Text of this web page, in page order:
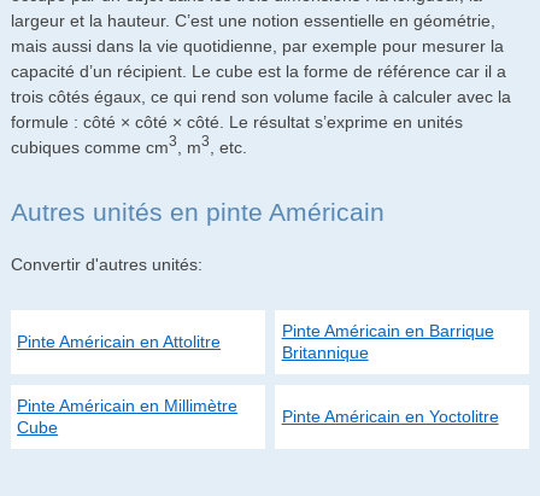
largeur et la hauteur. C’est une notion essentielle en géométrie,
mais aussi dans la vie quotidienne, par exemple pour mesurer la
capacité d’un récipient. Le cube est la forme de référence car il a
trois côtés égaux, ce qui rend son volume facile à calculer avec la
formule : côté × côté × côté. Le résultat s’exprime en unités
cubiques comme cm3 , m3 , etc.
Autres unités en pinte Américain
Convertir d'autres unités:
Pinte Américain en Attolitre
Pinte Américain en Barrique
Britannique
Pinte Américain en Millimètre
Cube
Pinte Américain en Yoctolitre